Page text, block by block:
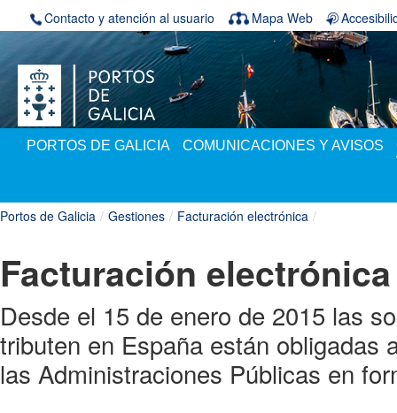
Saltar al contenido
Contacto y atención al usuario Mapa Web
PORTOS DE GALICIA COMUNICACIONES Y AVISOS
Portos de Galicia / Gestiones / Facturación electrónica /
Facturación electrónica
Desde el 15 de enero de 2015 las
tributen en España están obligadas
las Administraciones Públicas en